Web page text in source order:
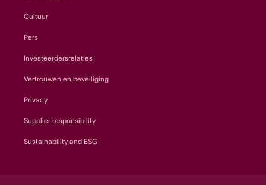
Cultuur
Pers
Investeerdersrelaties
Vertrouwen en beveiliging
Privacy
Supplier responsibility
Sustainability and ESG